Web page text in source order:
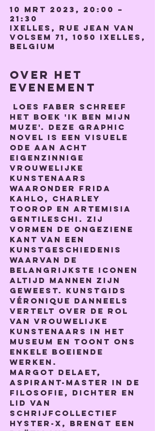
10 mrt 2023, 20:00 –
21:30
Ixelles, Rue Jean Van
Volsem 71, 1050 Ixelles,
Belgium
Over het
evenement
Loes Faber schreef
het boek 'Ik ben mijn
muze'. Deze graphic
novel is een visuele
ode aan acht
eigenzinnige
vrouwelijke
kunstenaars
waaronder Frida
Kahlo, Charley
Toorop en Artemisia
Gentileschi. Zij
vormen de ongeziene
kant van een
kunstgeschiedenis
waarvan de
belangrijkste iconen
altijd mannen zijn
geweest. Kunstgids
Véronique Danneels
vertelt over de rol
van vrouwelijke
kunstenaars in het
museum en toont ons
enkele boeiende
werken.
Margot Delaet,
aspirant-master in de
filosofie, dichter en
lid van
schrijfcollectief
Hyster-x, brengt een